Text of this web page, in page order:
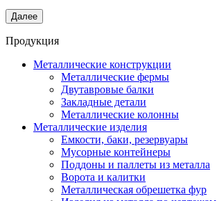
Продукция
Металлические конструкции
Металлические фермы
Двутавровые балки
Закладные детали
Металлические колонны
Металлические изделия
Емкости, баки, резервуары
Мусорные контейнеры
Поддоны и паллеты из металла
Ворота и калитки
Металлическая обрешетка фур